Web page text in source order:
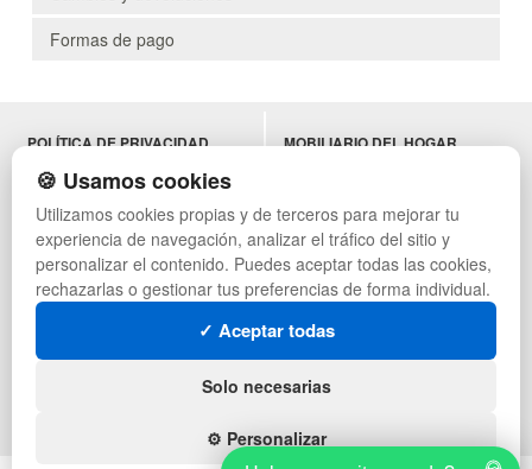
Formas de pago
POLÍTICA DE PRIVACIDAD
CONDICIONES DE USO
CAMBIOS Y DEVOLUCIONES
CONTACTO
QUIENES SOMOS
MAPA WEB
PREGUNTAS FRECUENTES
INGRESA A TU CUENTA
SÍGUENOS:
MOBILIARIO DEL HOGAR
MUEBLES VINTAGE
TERRAZAS CON PALETS
NADADORES
EQUIPAMIENTO HOSTELERÍA
ESTANTERÍAS
🍪 Usamos cookies
Utilizamos cookies propias y de terceros para mejorar tu
experiencia de navegación, analizar el tráfico del sitio y
personalizar el contenido. Puedes aceptar todas las cookies,
rechazarlas o gestionar tus preferencias de forma individual.
✓ Aceptar todas
Solo necesarias
⚙️ Personalizar